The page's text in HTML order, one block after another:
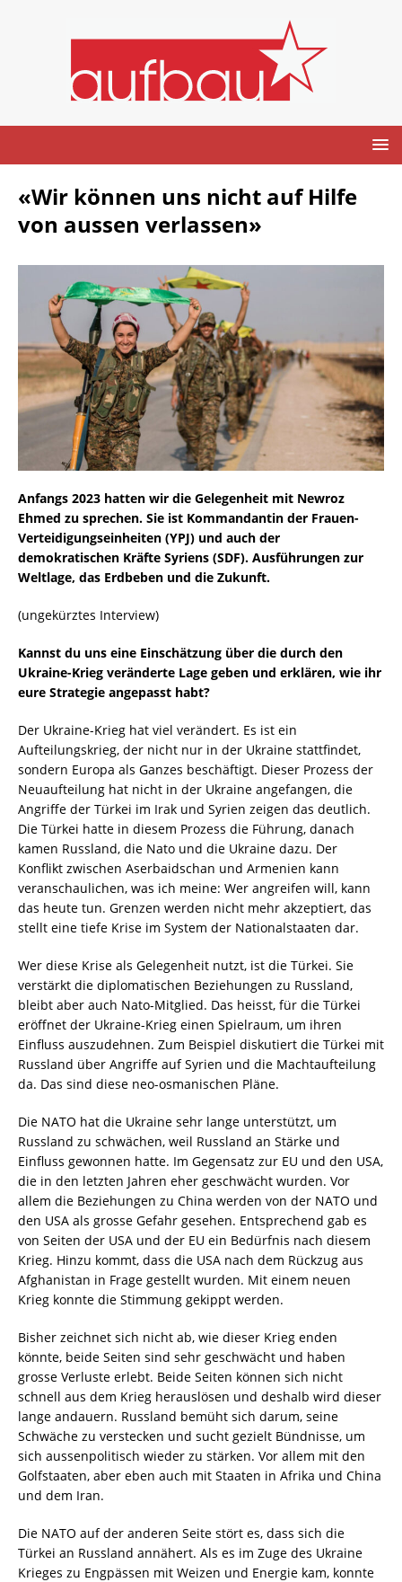
«Wir können uns nicht auf Hilfe
von aussen verlassen»
Anfangs 2023 hatten wir die Gelegenheit mit Newroz
Ehmed zu sprechen. Sie ist Kommandantin der Frauen-
Verteidigungseinheiten (YPJ) und auch der
demokratischen Kräfte Syriens (SDF). Ausführungen zur
Weltlage, das Erdbeben und die Zukunft.
(ungekürztes Interview)
Kannst du uns eine Einschätzung über die durch den
Ukraine-Krieg veränderte Lage geben und erklären, wie ihr
eure Strategie angepasst habt?
Der Ukraine-Krieg hat viel verändert. Es ist ein
Aufteilungskrieg, der nicht nur in der Ukraine stattfindet,
sondern Europa als Ganzes beschäftigt. Dieser Prozess der
Neuaufteilung hat nicht in der Ukraine angefangen, die
Angriffe der Türkei im Irak und Syrien zeigen das deutlich.
Die Türkei hatte in diesem Prozess die Führung, danach
kamen Russland, die Nato und die Ukraine dazu. Der
Konflikt zwischen Aserbaidschan und Armenien kann
veranschaulichen, was ich meine: Wer angreifen will, kann
das heute tun. Grenzen werden nicht mehr akzeptiert, das
stellt eine tiefe Krise im System der Nationalstaaten dar.
Wer diese Krise als Gelegenheit nutzt, ist die Türkei. Sie
verstärkt die diplomatischen Beziehungen zu Russland,
bleibt aber auch Nato-Mitglied. Das heisst, für die Türkei
eröffnet der Ukraine-Krieg einen Spielraum, um ihren
Einfluss auszudehnen. Zum Beispiel diskutiert die Türkei mit
Russland über Angriffe auf Syrien und die Machtaufteilung
da. Das sind diese neo-osmanischen Pläne.
Die NATO hat die Ukraine sehr lange unterstützt, um
Russland zu schwächen, weil Russland an Stärke und
Einfluss gewonnen hatte. Im Gegensatz zur EU und den USA,
die in den letzten Jahren eher geschwächt wurden. Vor
allem die Beziehungen zu China werden von der NATO und
den USA als grosse Gefahr gesehen. Entsprechend gab es
von Seiten der USA und der EU ein Bedürfnis nach diesem
Krieg. Hinzu kommt, dass die USA nach dem Rückzug aus
Afghanistan in Frage gestellt wurden. Mit einem neuen
Krieg konnte die Stimmung gekippt werden.
Bisher zeichnet sich nicht ab, wie dieser Krieg enden
könnte, beide Seiten sind sehr geschwächt und haben
grosse Verluste erlebt. Beide Seiten können sich nicht
schnell aus dem Krieg herauslösen und deshalb wird dieser
lange andauern. Russland bemüht sich darum, seine
Schwäche zu verstecken und sucht gezielt Bündnisse, um
sich aussenpolitisch wieder zu stärken. Vor allem mit den
Golfstaaten, aber eben auch mit Staaten in Afrika und China
und dem Iran.
Die NATO auf der anderen Seite stört es, dass sich die
Türkei an Russland annähert. Als es im Zuge des Ukraine
Krieges zu Engpässen mit Weizen und Energie kam, konnte